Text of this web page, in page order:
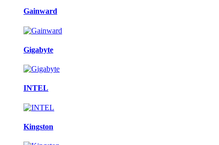
Gainward
Gigabyte
INTEL
Kingston